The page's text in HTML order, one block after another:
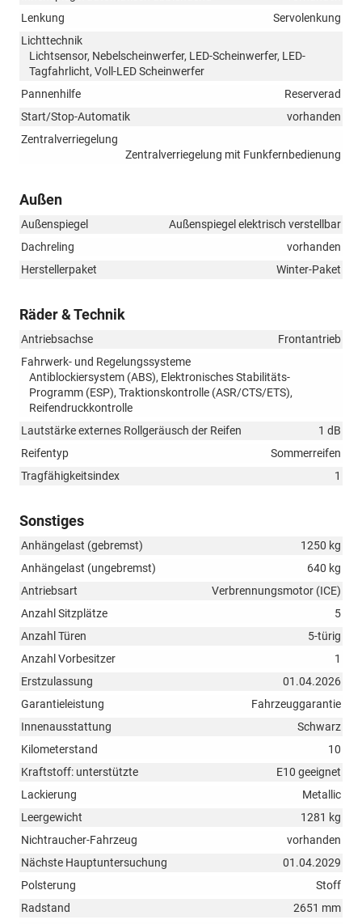
Lenkung
Servolenkung
Lichttechnik
Lichtsensor, Nebelscheinwerfer, LED-Scheinwerfer, LED-
Tagfahrlicht, Voll-LED Scheinwerfer
Pannenhilfe
Reserverad
Start/Stop-Automatik
vorhanden
Zentralverriegelung
Zentralverriegelung mit Funkfernbedienung
Außen
Außenspiegel
Außenspiegel elektrisch verstellbar
Dachreling
vorhanden
Herstellerpaket
Winter-Paket
Räder & Technik
Antriebsachse
Frontantrieb
Fahrwerk- und Regelungssysteme
Antiblockiersystem (ABS), Elektronisches Stabilitäts-
Programm (ESP), Traktionskontrolle (ASR/CTS/ETS),
Reifendruckkontrolle
Lautstärke externes Rollgeräusch der Reifen
1 dB
Reifentyp
Sommerreifen
Tragfähigkeitsindex
1
Sonstiges
Anhängelast (gebremst)
1250 kg
Anhängelast (ungebremst)
640 kg
Antriebsart
Verbrennungsmotor (ICE)
Anzahl Sitzplätze
5
Anzahl Türen
5-türig
Anzahl Vorbesitzer
1
Erstzulassung
01.04.2026
Garantieleistung
Fahrzeuggarantie
Innenausstattung
Schwarz
Kilometerstand
10
Kraftstoff: unterstützte
E10 geeignet
Lackierung
Metallic
Leergewicht
1281 kg
Nichtraucher-Fahrzeug
vorhanden
Nächste Hauptuntersuchung
01.04.2029
Polsterung
Stoff
Radstand
2651 mm